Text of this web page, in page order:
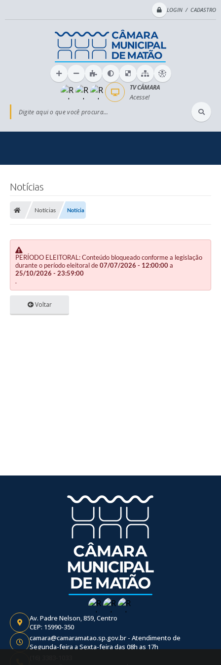
LOGIN / CADASTRO
Digite aqui o que você procura...
TV CÂMARA
Acesse!
Notícias
Notícias Notícia
PERÍODO ELEITORAL: Conteúdo bloqueado conforme a legislação
durante o período eleitoral de07/07/2026 - 12:00:00a
25/10/2026 - 23:59:00
.
Voltar
Av. Padre Nelson, 859, Centro
CEP: 15990-350
camara@camaramatao.sp.gov.br - Atendimento de
Segunda-feira a Sexta-feira das 08h as 17h